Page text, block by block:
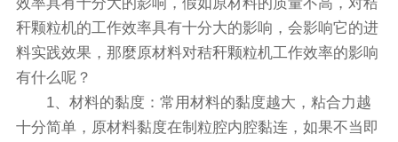
秆颗粒机的工作效率具有十分大的影响，会影响它的进
料实践效果，那麼原材料对秸秆颗粒机工作效率的影响
有什么呢？
1、材料的黏度：常用材料的黏度越大，粘合力越
十分简单，原材料黏度在制粒腔内腔黏连，如果不当即